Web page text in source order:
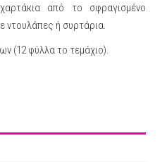
από το σφραγισμένο
ντουλάπες ή συρτάρια.
(12 φύλλα το τεμάχιο).